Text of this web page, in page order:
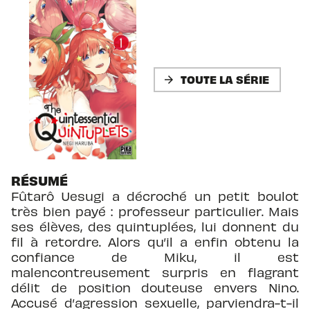
arrow_forward TOUTE LA SÉRIE
RÉSUMÉ
Fûtarô Uesugi a décroché un petit boulot
très bien payé : professeur particulier. Mais
ses élèves, des quintuplées, lui donnent du
fil à retordre. Alors qu’il a enfin obtenu la
confiance de Miku, il est
malencontreusement surpris en flagrant
délit de position douteuse envers Nino.
Accusé d’agression sexuelle, parviendra-t-il